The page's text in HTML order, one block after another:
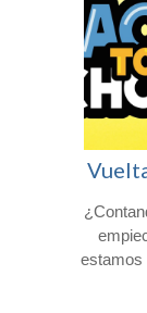
estamos